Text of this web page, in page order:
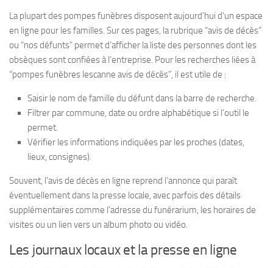
La plupart des pompes funèbres disposent aujourd’hui d’un espace
en ligne pour les familles. Sur ces pages, la rubrique “avis de décès”
ou “nos défunts” permet d’afficher la liste des personnes dont les
obsèques sont confiées à l’entreprise. Pour les recherches liées à
“pompes funèbres lescanne avis de décès”, il est utile de :
Saisir le nom de famille du défunt dans la barre de recherche.
Filtrer par commune, date ou ordre alphabétique si l’outil le
permet.
Vérifier les informations indiquées par les proches (dates,
lieux, consignes).
Souvent, l’avis de décès en ligne reprend l’annonce qui paraît
éventuellement dans la presse locale, avec parfois des détails
supplémentaires comme l’adresse du funérarium, les horaires de
visites ou un lien vers un album photo ou vidéo.
Les journaux locaux et la presse en ligne